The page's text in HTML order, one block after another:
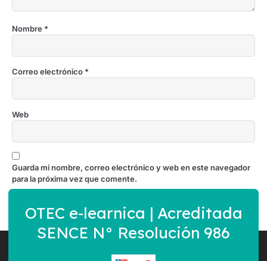
Nombre *
Correo electrónico *
Web
Guarda mi nombre, correo electrónico y web en este navegador
para la próxima vez que comente.
OTEC e-learnica | Acreditada
SENCE N° Resolución 986